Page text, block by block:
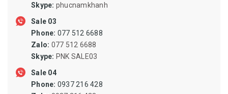
QUẠT CÔNG NGHIỆP, QUẠT LY TÂM
SIN PHỐT, PHỐT CHỊU NHIỆT, ORING CHỊU NHIỆT
NAM CHÂM DẠNG THANH, NAM CHÂM DẠNG CUỘN, NAM
CHÂM DẠNG ỐNG
Skype: phucnamkhanh
Sale 03
Phone: 077 512 6688
Zalo: 077 512 6688
Skype: PNK SALE03
Sale 04
Phone: 0937 216 428